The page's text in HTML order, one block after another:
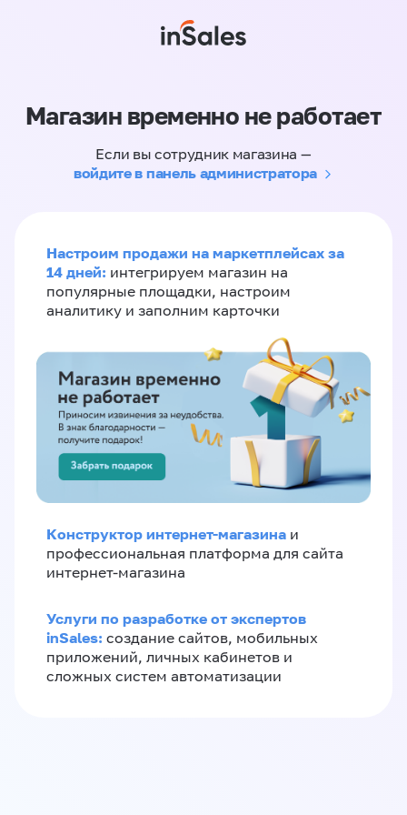
Магазин временно не работает
Если вы сотрудник магазина —
войдите в панель администратора
Настроим продажи на маркетплейсах за
14 дней: интегрируем магазин на
популярные площадки, настроим
аналитику и заполним карточки
Конструктор интернет-магазина и
профессиональная платформа для сайта
интернет-магазина
Услуги по разработке от экспертов
inSales: создание сайтов, мобильных
приложений, личных кабинетов и
сложных систем автоматизации